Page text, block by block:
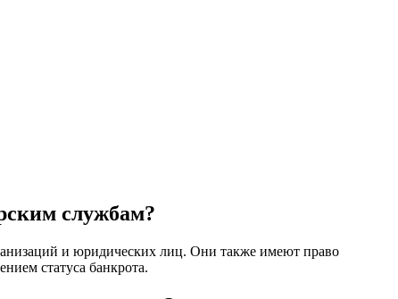
службам?
и юридических лиц. Они также имеют право
статуса банкрота.